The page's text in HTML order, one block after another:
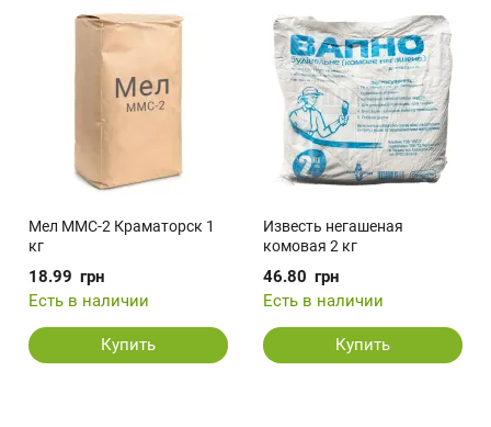
Мел ММС-2 Краматорск 1
кг
18.99 грн
Есть в наличии
Купить
Известь негашеная
комовая 2 кг
46.80 грн
Есть в наличии
Купить